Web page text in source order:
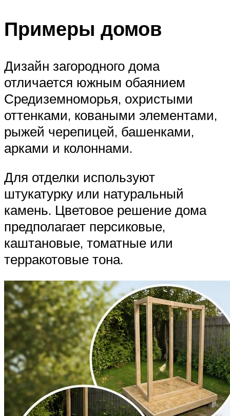
Примеры домов
Дизайн загородного дома
отличается южным обаянием
Средиземноморья, охристыми
оттенками, коваными элементами,
рыжей черепицей, башенками,
арками и колоннами.
Для отделки используют
штукатурку или натуральный
камень. Цветовое решение дома
предполагает персиковые,
каштановые, томатные или
терракотовые тона.